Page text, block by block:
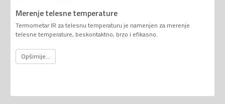
Merenje telesne temperature
Termometar IR za telesnu temperaturu je namenjen za merenje
telesne temperature, beskontaktno, brzo i efikasno.
Opširnije...